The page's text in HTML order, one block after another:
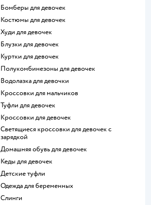
Бомберы для девочек
Костюмы для девочек
Худи для девочек
Блузки для девочек
Куртки для девочек
Полукомбинезоны для девочек
Водолазка для девочки
Кроссовки для мальчиков
Туфли для девочек
Кроссовки для девочек
Светящиеся кроссовки для девочек с
зарядкой
Домашняя обувь для девочек
Кеды для девочек
Детские туфли
Одежда для беременных
Слинги